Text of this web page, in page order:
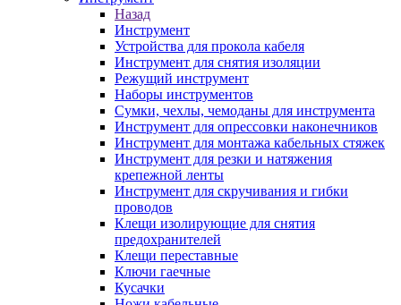
Назад
Инструмент
Устройства для прокола кабеля
Инструмент для снятия изоляции
Режущий инструмент
Наборы инструментов
Сумки, чехлы, чемоданы для инструмента
Инструмент для опрессовки наконечников
Инструмент для монтажа кабельных стяжек
Инструмент для резки и натяжения
крепежной ленты
Инструмент для скручивания и гибки
проводов
Клещи изолирующие для снятия
предохранителей
Клещи переставные
Ключи гаечные
Кусачки